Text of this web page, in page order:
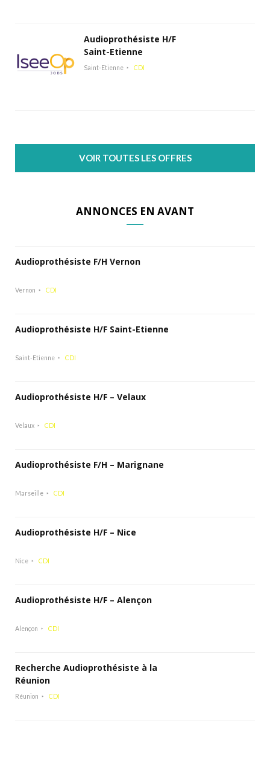
Audioprothésiste H/F
Saint-Etienne
Saint-Etienne CDI
VOIR TOUTES LES OFFRES
ANNONCES EN AVANT
Audioprothésiste F/H Vernon
Vernon CDI
Audioprothésiste H/F Saint-Etienne
Saint-Etienne CDI
Audioprothésiste H/F – Velaux
Velaux CDI
Audioprothésiste F/H – Marignane
Marseille CDI
Audioprothésiste H/F – Nice
Nice CDI
Audioprothésiste H/F – Alençon
Alençon CDI
Recherche Audioprothésiste à la
Réunion
Réunion CDI